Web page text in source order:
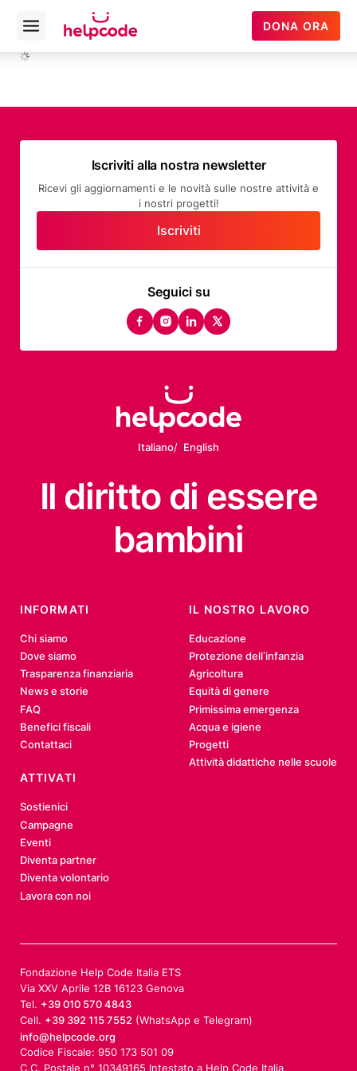
Helpcode
Italia
Open
menu
DONA ORA
Seguici su
facebook
instagram
linkedin
twitter
Iscriviti alla nostra newsletter
Ricevi gli aggiornamenti e le novità sulle nostre attività e
i nostri progetti!
Iscriviti
Italiano English
Il diritto di essere
bambini
INFORMATI
Chi siamo
Dove siamo
Trasparenza finanziaria
News e storie
FAQ
Benefici fiscali
Contattaci
IL NOSTRO LAVORO
Educazione
Protezione dell’infanzia
Agricoltura
Equità di genere
Primissima emergenza
Acqua e igiene
Progetti
Attività didattiche nelle scuole
ATTIVATI
Sostienici
Campagne
Eventi
Diventa partner
Diventa volontario
Lavora con noi
Fondazione Help Code Italia ETS
Via XXV Aprile 12B 16123 Genova
Tel. +39 010 570 4843
Cell. +39 392 115 7552(WhatsApp e Telegram)
info@helpcode.org
Codice Fiscale: 950 173 501 09
C.C. Postale n° 10349165 Intestato a Help Code Italia